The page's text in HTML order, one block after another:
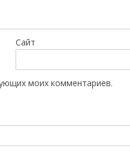
Сайт
моих комментариев.